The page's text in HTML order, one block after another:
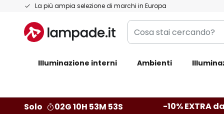
La più ampia selezione di marchi in Europa
Salta
contenuto
Cosa
stai
Illuminazione interni Ambienti
Solo 02G 10H 53M 52S -10% EXTRA